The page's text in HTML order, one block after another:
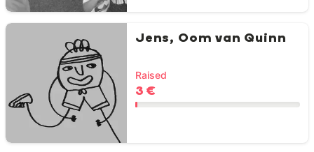
Jens, Oom van Quinn
Raised
3 €